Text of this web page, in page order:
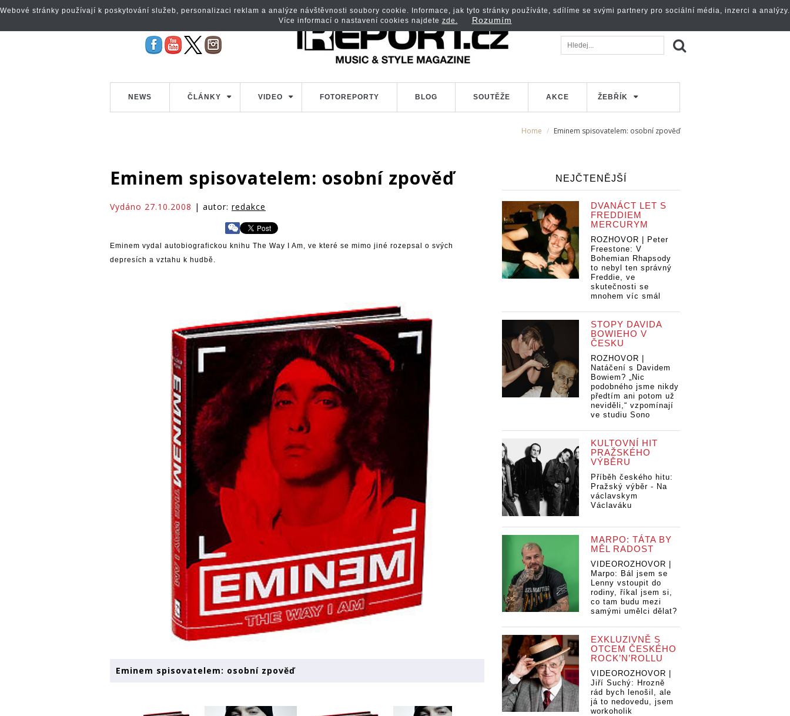
NEWS ČLÁNKY VIDEO FOTOREPORTY BLOG SOUTĚŽE AKCE ŽEBŘÍK
Home Eminem spisovatelem: osobní zpověď
Eminem spisovatelem: osobní zpověď
Vydáno 27.10.2008 | autor: redakce
Eminem vydal autobiografickou knihu The Way I Am, ve které se mimo jiné rozepsal o svých
depresích a vztahu k hudbě.
Eminem spisovatelem: osobní zpověď
NEJČTENĚJŠÍ
DVANÁCT LET S
FREDDIEM
MERCURYM
ROZHOVOR | Peter
Freestone: V
Bohemian Rhapsody
to nebyl ten správný
Freddie, ve
skutečnosti se
mnohem víc smál
STOPY DAVIDA
BOWIEHO V
ČESKU
ROZHOVOR |
Natáčení s Davidem
Bowiem? „Nic
podobného jsme nikdy
předtím ani potom už
neviděli,“ vzpomínají
ve studiu Sono
KULTOVNÍ HIT
PRAŽSKÉHO
VÝBĚRU
Příběh českého hitu:
Pražský výběr - Na
václavskym
Václaváku
MARPO: TÁTA BY
MĚL RADOST
VIDEOROZHOVOR |
Marpo: Bál jsem se
Lenny vstoupit do
rodiny, říkal jsem si,
co tam budu mezi
samými umělci dělat?
EXKLUZIVNĚ S
OTCEM ČESKÉHO
ROCK’N’ROLLU
VIDEOROZHOVOR |
Jiří Suchý: Hrozně
rád bych lenošil, ale
já to nedovedu, jsem
workoholik
Webové stránky používají k poskytování služeb, personalizaci reklam a analýze návštěvnosti soubory cookie. Informace, jak tyto stránky používáte, sdílíme se svými partnery pro sociální média, inzerci a analýzy.
Více informací o nastavení cookies najdete zde. Rozumím